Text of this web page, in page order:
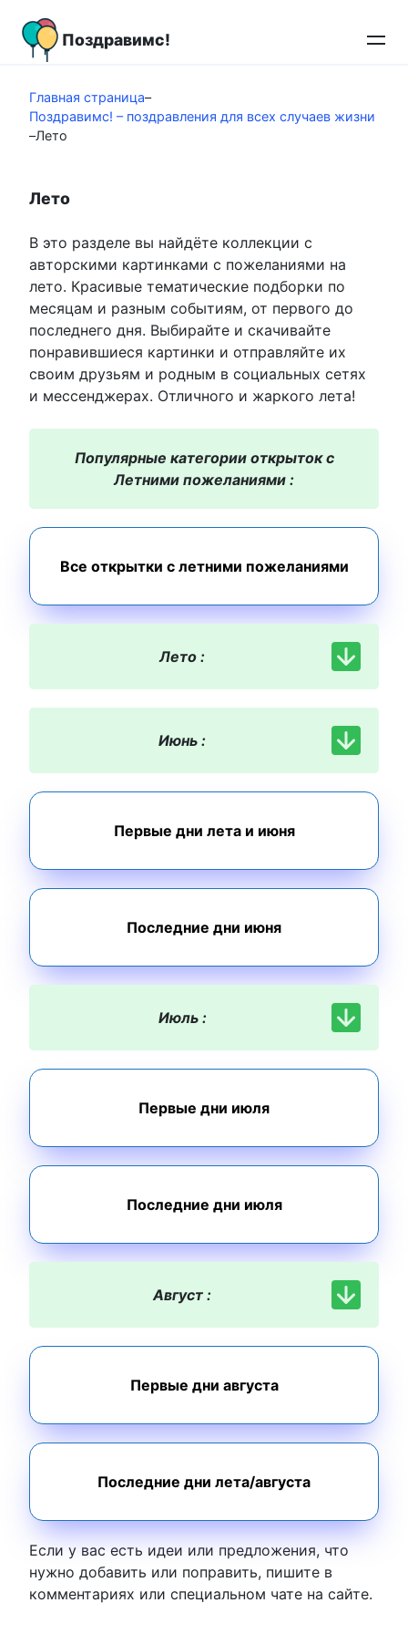
контенту
Поздравимс!
Главная страница–
Поздравимс! – поздравления для всех случаев жизни
–Лето
Лето
В это разделе вы найдёте коллекции с
авторскими картинками с пожеланиями на
лето. Красивые тематические подборки по
месяцам и разным событиям, от первого до
последнего дня. Выбирайте и скачивайте
понравившиеся картинки и отправляйте их
своим друзьям и родным в социальных сетях
и мессенджерах. Отличного и жаркого лета!
Популярные категории открыток с
Летними пожеланиями :
Все открытки с летними пожеланиями
Лето :
Июнь :
Первые дни лета и июня
Последние дни июня
Июль :
Первые дни июля
Последние дни июля
Август :
Первые дни августа
Последние дни лета/августа
Если у вас есть идеи или предложения, что
нужно добавить или поправить, пишите в
комментариях или специальном чате на сайте.